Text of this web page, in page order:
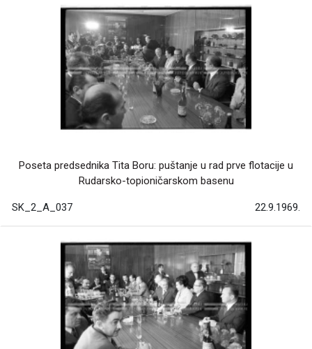
Poseta predsednika Tita Boru: puštanje u rad prve flotacije u
Rudarsko-topioničarskom basenu
SK_2_A_037 22.9.1969.